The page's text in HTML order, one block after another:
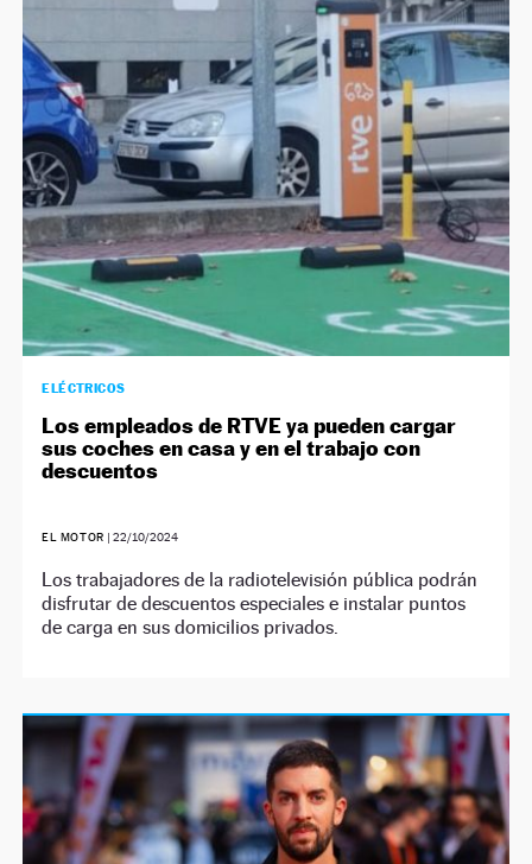
ELÉCTRICOS
Los empleados de RTVE ya pueden cargar
sus coches en casa y en el trabajo con
descuentos
EL MOTOR | 22/10/2024
Los trabajadores de la radiotelevisión pública podrán
disfrutar de descuentos especiales e instalar puntos
de carga en sus domicilios privados.